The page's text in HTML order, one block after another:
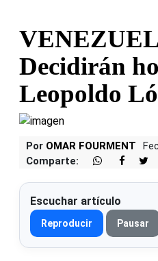
Decidirán
Leopoldo
Por OMAR FOURMENT
Comparte:
Escuchar artículo
Reproducir Pausar